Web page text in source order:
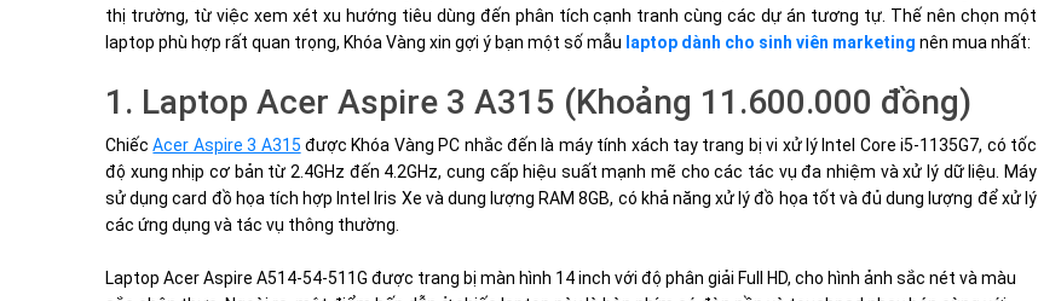
thị trường, từ việc xem xét xu hướng tiêu dùng đến phân tích cạnh tranh cùng các dự án tương tự. Thế nên chọn một
laptop phù hợp rất quan trọng, Khóa Vàng xin gợi ý bạn một số mẫu laptop dành cho sinh viên marketing nên mua nhất:
1. Laptop Acer Aspire 3 A315 (Khoảng 11.600.000 đồng)
ChiếcAcer Aspire 3 A315 được Khóa Vàng PC nhắc đến là máy tính xách tay trang bị vi xử lý Intel Core i5-1135G7, có tốc
độ xung nhịp cơ bản từ 2.4GHz đến 4.2GHz, cung cấp hiệu suất mạnh mẽ cho các tác vụ đa nhiệm và xử lý dữ liệu. Máy
sử dụng card đồ họa tích hợp Intel Iris Xe và dung lượng RAM 8GB, có khả năng xử lý đồ họa tốt và đủ dung lượng để xử lý
các ứng dụng và tác vụ thông thường.
Laptop Acer Aspire A514-54-511G được trang bị màn hình 14 inch với độ phân giải Full HD, cho hình ảnh sắc nét và màu